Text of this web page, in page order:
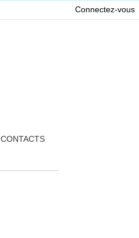
Connectez-vous
CONTACTS